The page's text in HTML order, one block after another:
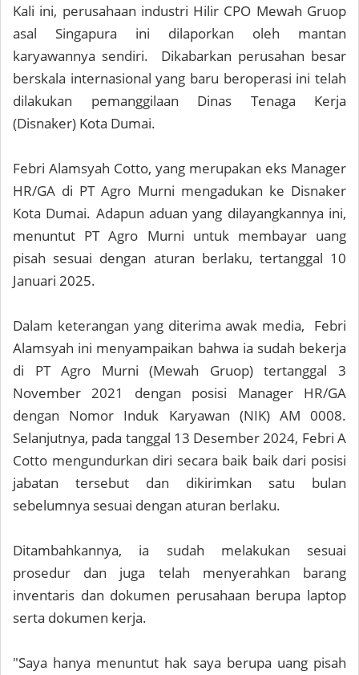
Kali ini, perusahaan industri Hilir CPO Mewah Gruop
asal Singapura ini dilaporkan oleh mantan
karyawannya sendiri. Dikabarkan perusahan besar
berskala internasional yang baru beroperasi ini telah
dilakukan pemanggilaan Dinas Tenaga Kerja
(Disnaker) Kota Dumai.
Febri Alamsyah Cotto, yang merupakan eks Manager
HR/GA di PT Agro Murni mengadukan ke Disnaker
Kota Dumai. Adapun aduan yang dilayangkannya ini,
menuntut PT Agro Murni untuk membayar uang
pisah sesuai dengan aturan berlaku, tertanggal 10
Januari 2025.
Dalam keterangan yang diterima awak media, Febri
Alamsyah ini menyampaikan bahwa ia sudah bekerja
di PT Agro Murni (Mewah Gruop) tertanggal 3
November 2021 dengan posisi Manager HR/GA
dengan Nomor Induk Karyawan (NIK) AM 0008.
Selanjutnya, pada tanggal 13 Desember 2024, Febri A
Cotto mengundurkan diri secara baik baik dari posisi
jabatan tersebut dan dikirimkan satu bulan
sebelumnya sesuai dengan aturan berlaku.
Ditambahkannya, ia sudah melakukan sesuai
prosedur dan juga telah menyerahkan barang
inventaris dan dokumen perusahaan berupa laptop
serta dokumen kerja.
"Saya hanya menuntut hak saya berupa uang pisah